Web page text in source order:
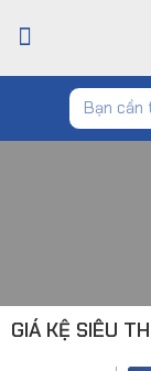
GIÁ KỆ SIÊU